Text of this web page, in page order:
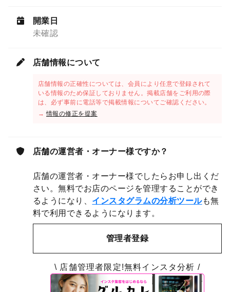
開業日
未確認
店舗情報について
店舗情報の正確性については、会員により任意で登録されて
いる情報のため保証しておりません。掲載店舗をご利用の際
は、必ず事前に電話等で掲載情報についてご確認ください。
→情報の修正を提案
店舗の運営者・オーナー様ですか？
店舗の運営者・オーナー様でしたらお申し出くだ
さい。無料でお店のページを管理することができ
るようになり、 インスタグラムの分析ツールも無
料で利用できるようになります。
管理者登録
\ 店舗管理者限定!無料インスタ分析 /